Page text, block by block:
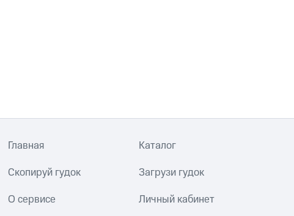
Главная Каталог
Скопируй гудок Загрузи гудок
О сервисе Личный кабинет